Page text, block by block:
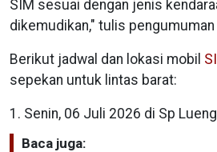
SIM sesuai dengan jenis
dikemudikan," tulis
Berikut jadwal dan lokasi mobil
sepekan untuk lintas barat:
1. Senin, 06 Juli 2026 di Sp
Baca juga: